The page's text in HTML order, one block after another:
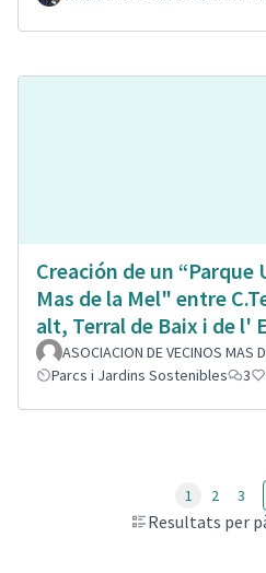
Creación de un “Parque
Mas de la Mel" entre
alt, Terral de Baix i de l'
ASOCIACION DE VECINOS MAS
Parcs i Jardins Sostenibles
3
Resultats per
1 2 3